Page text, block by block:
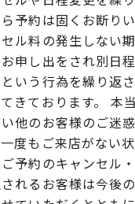
予約は固くお断りい
ル料の発生しない
申し出をされ別日
いう行為を繰り返
きております。 本
他のお客様のご迷
度もご来店がない
予約のキャンセル
れるお客様は今後